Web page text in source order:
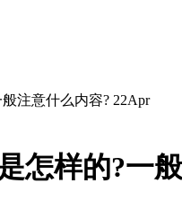
22Apr
怎样的?一